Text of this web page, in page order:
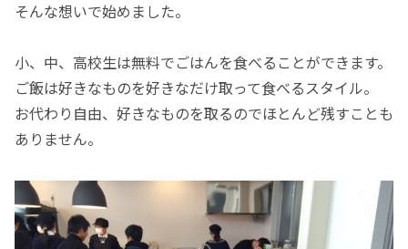
そんな想いで始めました。
小、中、高校生は無料でごはんを食べることができます。
ご飯は好きなものを好きなだけ取って食べるスタイル。
お代わり自由、好きなものを取るのでほとんど残すことも
ありません。